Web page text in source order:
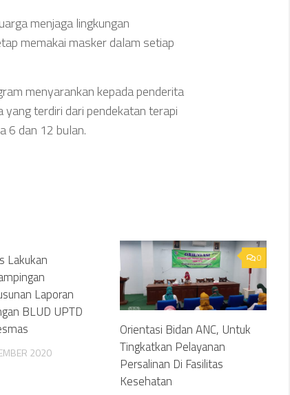
menjaga lingkungan
memakai masker dalam setiap
menyarankan kepada penderita
terdiri dari pendekatan terapi
6 dan 12 bulan.
Lakukan
Laporan
BLUD UPTD
2020
0
Orientasi Bidan ANC, Untuk
Tingkatkan Pelayanan
Persalinan Di Fasilitas
Kesehatan